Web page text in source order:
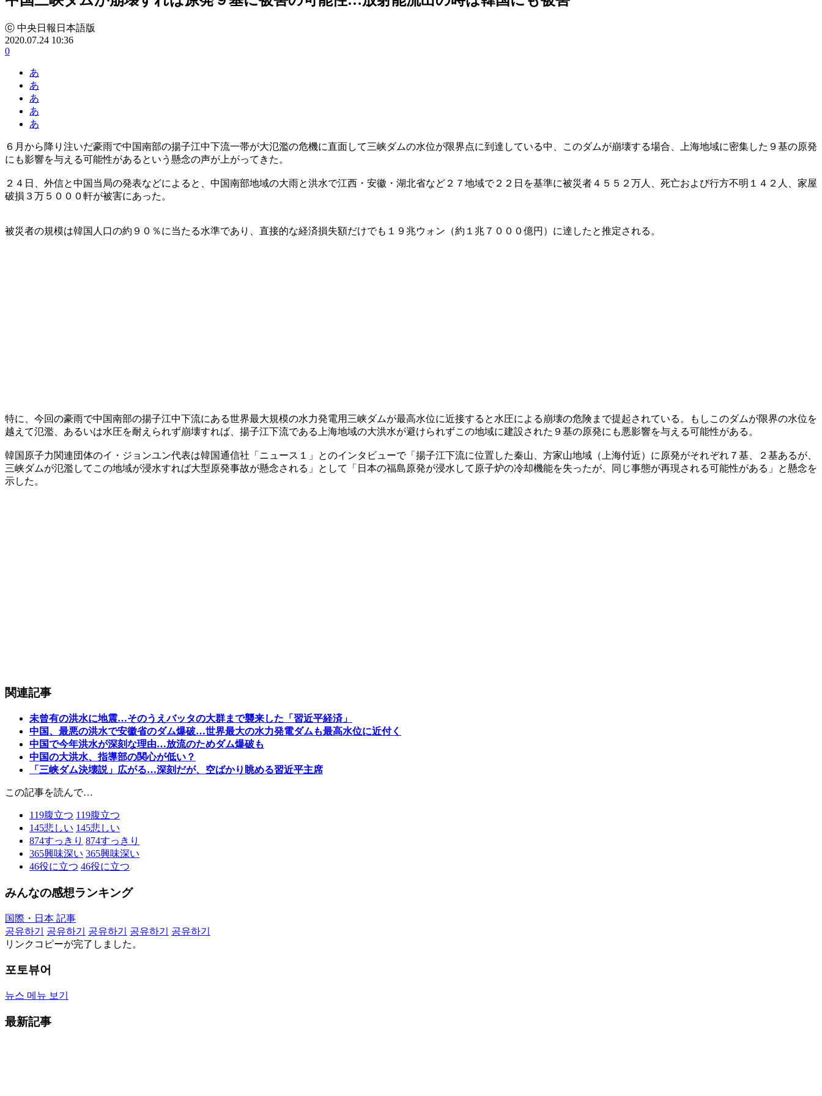
ⓒ 中央日報日本語版
2020.07.24 10:36
0
あ
あ
あ
あ
あ
６月から降り注いだ豪雨で中国南部の揚子江中下流一帯が大氾濫の危機に直面して三峡ダムの水位が限界点に到達している中、このダムが崩壊する場合、上海地域に密集した９基の原発
にも影響を与える可能性があるという懸念の声が上がってきた。
２４日、外信と中国当局の発表などによると、中国南部地域の大雨と洪水で江西・安徽・湖北省など２７地域で２２日を基準に被災者４５５２万人、死亡および行方不明１４２人、家屋
破損３万５０００軒が被害にあった。
被災者の規模は韓国人口の約９０％に当たる水準であり、直接的な経済損失額だけでも１９兆ウォン（約１兆７０００億円）に達したと推定される。
特に、今回の豪雨で中国南部の揚子江中下流にある世界最大規模の水力発電用三峡ダムが最高水位に近接すると水圧による崩壊の危険まで提起されている。もしこのダムが限界の水位を
越えて氾濫、あるいは水圧を耐えられず崩壊すれば、揚子江下流である上海地域の大洪水が避けられずこの地域に建設された９基の原発にも悪影響を与える可能性がある。
韓国原子力関連団体のイ・ジョンユン代表は韓国通信社「ニュース１」とのインタビューで「揚子江下流に位置した秦山、方家山地域（上海付近）に原発がそれぞれ７基、２基あるが、
三峡ダムが氾濫してこの地域が浸水すれば大型原発事故が懸念される」として「日本の福島原発が浸水して原子炉の冷却機能を失ったが、同じ事態が再現される可能性がある」と懸念を
示した。
関連記事
未曾有の洪水に地震…そのうえバッタの大群まで襲来した「習近平経済」
中国、最悪の洪水で安徽省のダム爆破…世界最大の水力発電ダムも最高水位に近付く
中国で今年洪水が深刻な理由…放流のためダム爆破も
中国の大洪水、指導部の関心が低い？
「三峡ダム決壊説」広がる…深刻だが、空ばかり眺める習近平主席
この記事を読んで…
119腹立つ 119腹立つ
145悲しい 145悲しい
874すっきり 874すっきり
365興味深い 365興味深い
46役に立つ 46役に立つ
みんなの感想ランキング
国際・日本 記事
공유하기
공유하기 공유하기 공유하기
공유하기
リンクコピーが完了しました。
포토뷰어
뉴스 메뉴 보기
最新記事